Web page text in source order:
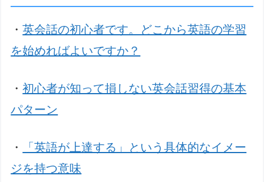
・英会話の初心者です。どこから英語の学習
を始めればよいですか？
・初心者が知って損しない英会話習得の基本
パターン
・
「英語が上達する」という具体的なイメー
ジを持つ意味